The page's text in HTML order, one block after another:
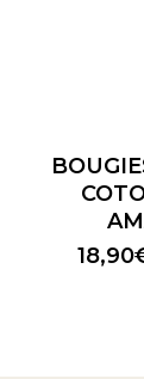
plusieurs
variations.
18,90